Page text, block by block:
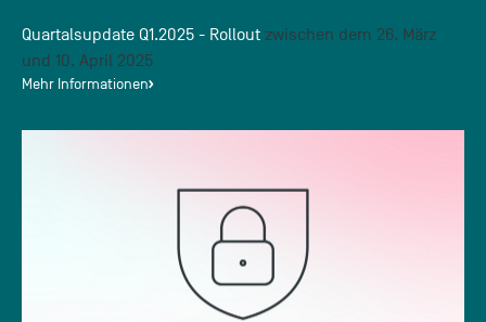
Quartalsupdate Q1.2025 - Rollout zwischen dem 26. März
und 10. April 2025
Mehr Informationen